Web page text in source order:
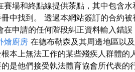
場和終點線提供茶點，其中包含
中找到。 透過本網站簽訂的合約
申請的任何階段糾正資料輸入錯
燴廚房 在德布勒森及其周邊地區以
本上無法工作的某些殘疾人群體的
是他們接受執法體育協會所代表的